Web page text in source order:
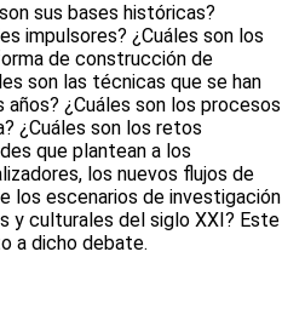
sus bases históricas?
impulsores? ¿Cuáles son los
de construcción de
son las técnicas que se han
¿Cuáles son los procesos
¿Cuáles son los retos
que plantean a los
los nuevos flujos de
los escenarios de investigación
y culturales del siglo XXI? Este
a dicho debate.